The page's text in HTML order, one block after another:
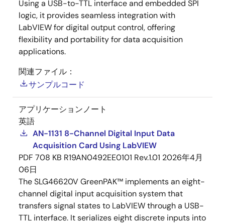
Using a USB-to-TTL interface and embedded SPI
logic, it provides seamless integration with
LabVIEW for digital output control, offering
flexibility and portability for data acquisition
applications.
関連ファイル：
サンプルコード
アプリケーションノート
英語
AN-1131 8-Channel Digital Input Data
Acquisition Card Using LabVIEW
PDF 708 KB R19AN0492EE0101 Rev.1.01 2026年4月
06日
The SLG46620V GreenPAK™ implements an eight-
channel digital input acquisition system that
transfers signal states to LabVIEW through a USB-
TTL interface. It serializes eight discrete inputs into